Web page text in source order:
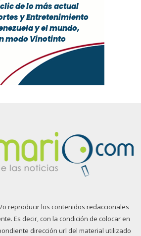
reproducir los contenidos redaccionales
Es decir, con la condición de colocar en
dirección url del material utilizado